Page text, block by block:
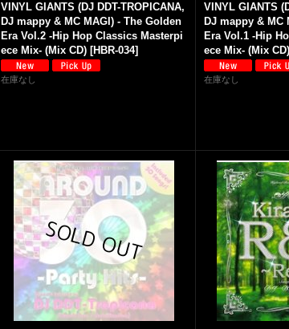
VINYL GIANTS (DJ DDT-TROPICANA,
DJ mappy & MC MAGI) - The Golden
Era Vol.2 -Hip Hop Classics Masterpi
ece Mix- (Mix CD) [HBR-034]
在庫なし
VINYL GIANTS
DJ mappy & MC
Era Vol.1 -Hip
ece Mix- (Mix CD)
在庫なし